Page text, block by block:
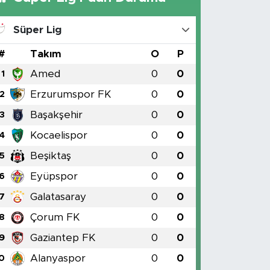
Süper Lig
Takım O P
1 Amed 0 0
2 Erzurumspor FK 0 0
3 Başakşehir 0 0
Kocaelispor 0 0
5 Beşiktaş 0 0
Eyüpspor 0 0
Galatasaray 0 0
Çorum FK 0 0
Gaziantep FK 0 0
Alanyaspor 0 0